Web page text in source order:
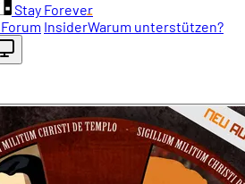
Stay Forever
Forum InsiderWarum unterstützen?